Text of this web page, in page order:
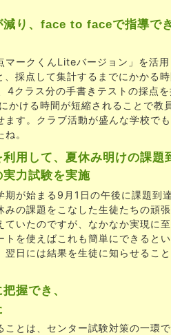
り、face to faceで指導で
マークくんLiteバージョン」を活
採点して集計するまでにかかる
クラス分の手書きテストの採点を
かける時間が短縮されることで教
す。クラブ活動が盛んな学校で
。
用して、夏休み明けの課題
力試験を実施
が始まる9月1日の午後に課題到
の課題をこなした生徒たちの頑
いたのですが、なかなか実現に
を使えばこれも簡単にできると
日には結果を生徒に知らせること
握でき、
とは、センター試験対策の一環